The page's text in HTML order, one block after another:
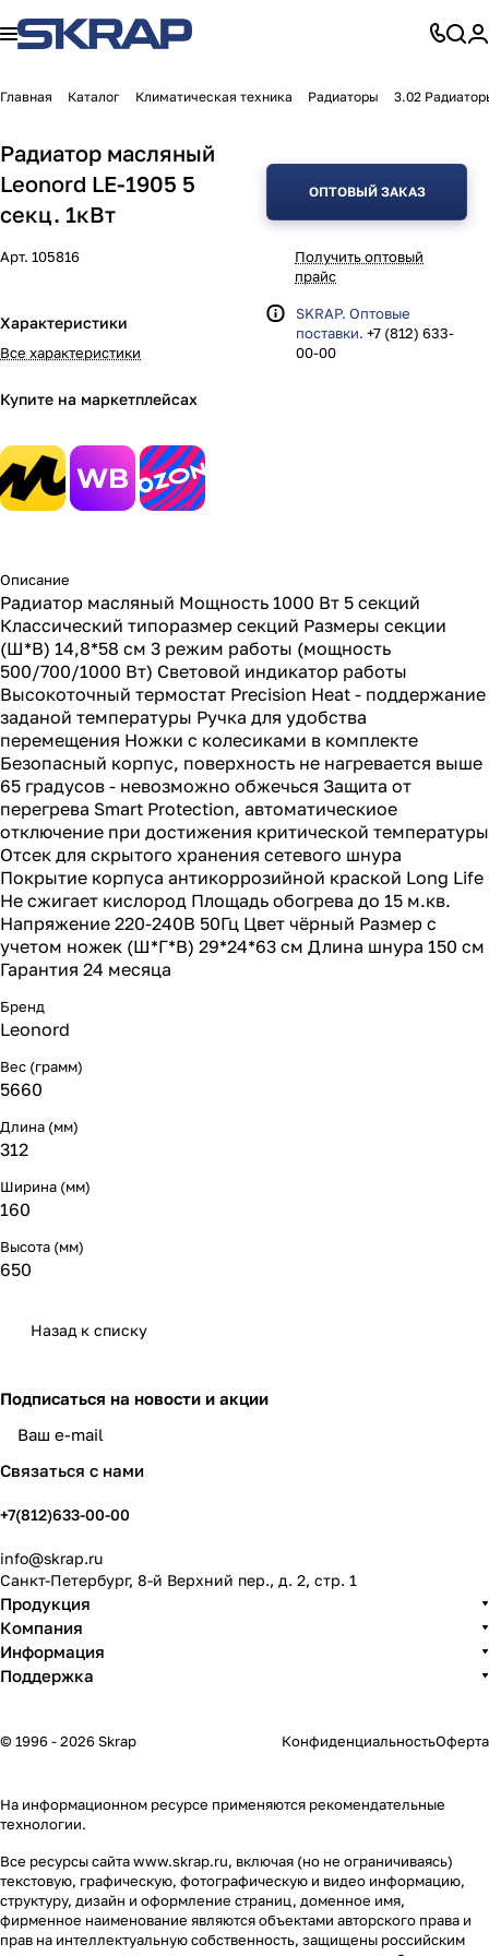
Главная Каталог Климатическая техника Радиаторы 3.02
Радиатор масляный
Leonord LE-1905 5
секц. 1кВт
Арт. 105816
Характеристики
Все характеристики
Купите на маркетплейсах
ОПТОВЫЙ ЗАКАЗ
Получить оптовый
прайс
SKRAP. Оптовые
поставки. +7 (812) 633-
00-00
Описание
Радиатор масляный Мощность 1000 Вт 5 секций
Классический типоразмер секций Размеры секции
(Ш*В) 14,8*58 см 3 режим работы (мощность
500/700/1000 Вт) Световой индикатор работы
Высокоточный термостат Precision Heat - поддержание
заданой температуры Ручка для удобства
перемещения Ножки с колесиками в комплекте
Безопасный корпус, поверхность не нагревается выше
65 градусов - невозможно обжечься Защита от
перегрева Smart Protection, автоматическиое
отключение при достижения критической температуры
Отсек для скрытого хранения сетевого шнура
Покрытие корпуса антикоррозийной краской Long Life
Не сжигает кислород Площадь обогрева до 15 м.кв.
Напряжение 220-240В 50Гц Цвет чёрный Размер с
учетом ножек (Ш*Г*В) 29*24*63 см Длина шнура 150 см
Гарантия 24 месяца
Бренд
Leonord
Вес (грамм)
5660
Длина (мм)
312
Ширина (мм)
160
Высота (мм)
650
Назад к списку
Подписаться на новости и акции
Связаться с нами
+7(812)633-00-00
info@skrap.ru
Санкт-Петербург, 8-й Верхний пер., д. 2, стр. 1
Продукция
Компания
Информация
Поддержка
© 1996 - 2026 Skrap КонфиденциальностьОферта
На информационном ресурсе применяются рекомендательные
технологии.
Все ресурсы сайта www.skrap.ru, включая (но не ограничиваясь)
текстовую, графическую, фотографическую и видео информацию,
структуру, дизайн и оформление страниц, доменное имя,
фирменное наименование являются объектами авторского права и
прав на интеллектуальную собственность, защищены российским